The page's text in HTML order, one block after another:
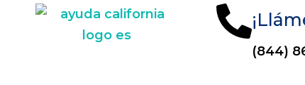
(844)